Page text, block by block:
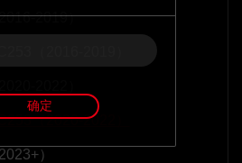
2019）
（2020-2022）
）
确定